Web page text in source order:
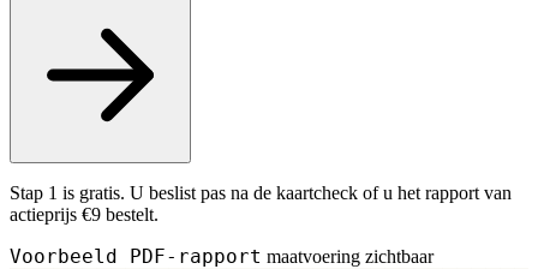
Stap 1 is gratis. U beslist pas na de kaartcheck of u het rapport van
actieprijs €9 bestelt.
Voorbeeld PDF-rapport maatvoering zichtbaar